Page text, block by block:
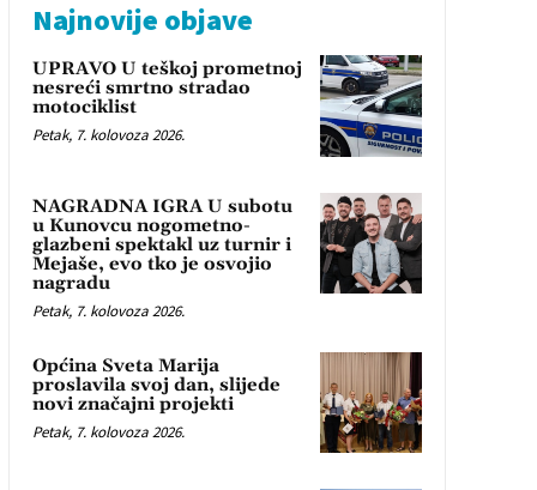
Najnovije objave
UPRAVO U teškoj prometnoj
nesreći smrtno stradao
motociklist
Petak, 7. kolovoza 2026.
NAGRADNA IGRA U subotu
u Kunovcu nogometno-
glazbeni spektakl uz turnir i
Mejaše, evo tko je osvojio
nagradu
Petak, 7. kolovoza 2026.
Općina Sveta Marija
proslavila svoj dan, slijede
novi značajni projekti
Petak, 7. kolovoza 2026.